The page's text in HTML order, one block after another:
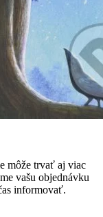
môže trvať aj viac
vašu objednávku
informovať.